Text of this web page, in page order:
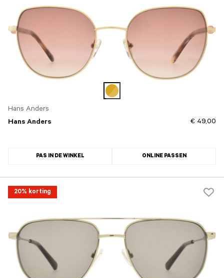
Hans Anders
Hans Anders
€ 49,00
PAS IN DE WINKEL ONLINE PASSEN
20% korting